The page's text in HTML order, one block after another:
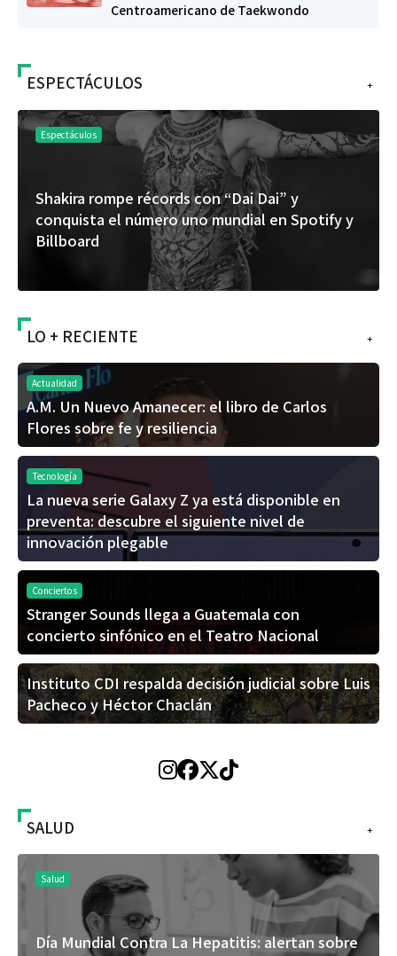
Centroamericano de Taekwondo
+
ESPECTÁCULOS
Espectáculos
“Donde quiera que estés” el primer capítulo
del universo de “FRAGMENTOS” su próximo
álbum de estudio
+
LO + RECIENTE
Actualidad
A.M. Un Nuevo Amanecer: el libro de Carlos
Flores sobre fe y resiliencia
Tecnología
La nueva serie Galaxy Z ya está disponible en
preventa: descubre el siguiente nivel de
innovación plegable
Conciertos
Stranger Sounds llega a Guatemala con
concierto sinfónico en el Teatro Nacional
Instituto CDI respalda decisión judicial sobre Luis
Pacheco y Héctor Chaclán
+
SALUD
Salud
El cuidado de la piel va mucho más allá del